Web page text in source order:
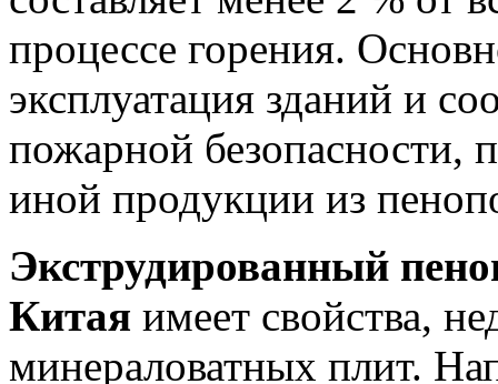
процессе горения.
эксплуатация зданий и
пожарной безопасности,
иной продукции из
Экструдированный
Китая имеет свойства,
минераловатных плит.